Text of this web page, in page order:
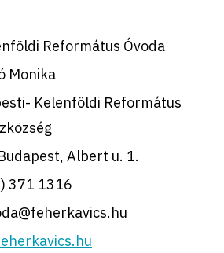
Református Óvoda
Monika
Kelenföldi Református
Albert u. 1.
371 1316